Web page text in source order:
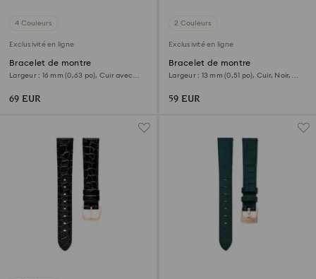
4 Couleurs
Exclusivité en ligne
Bracelet de montre
Largeur : 16 mm (0,63 po), Cuir avec
69 EUR
2 Couleurs
Exclusivité en ligne
Bracelet de montre
Largeur : 13 mm (0,51 po), Cuir, Noir,
59 EUR